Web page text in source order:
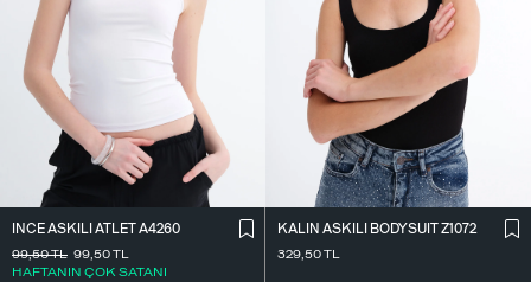
İ̇NCE ASKILI ATLET A4260
99,50TL
HAFTANIN ÇOK SATANI
99,50TL
KALIN ASKILI BODYSUIT Z1072
329,50TL